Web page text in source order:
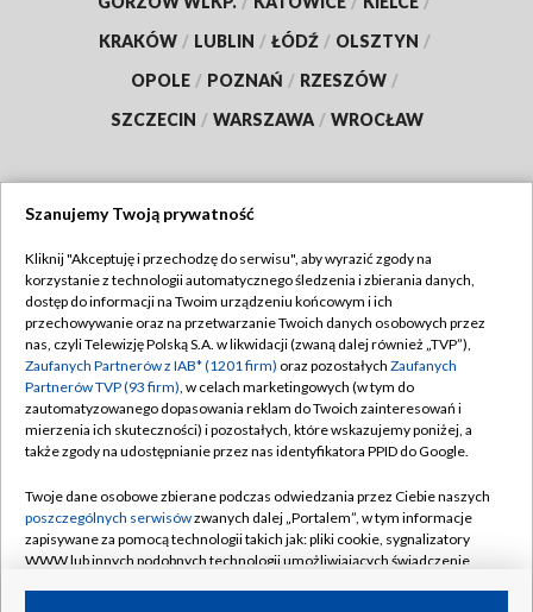
KRAKÓW / LUBLIN / ŁÓDŹ / OLSZTYN /
OPOLE / POZNAŃ / RZESZÓW /
SZCZECIN / WARSZAWA / WROCŁAW
TVP
Abonament TVP
Emisja w TVP
Centrum informacji TVP
Naziemna Telewizja Cyfrowa
Rada Programowa
System NOS
Informacje o nadawcy
Regulamin TVP
Polityka prywatności
Moje zgody
Pomoc
Kontakt
Kanały
Szanujemy Twoją prywatność
Kliknij "Akceptuję i przechodzę do serwisu", aby wyrazić zgody na
korzystanie z technologii automatycznego śledzenia i zbierania danych,
dostęp do informacji na Twoim urządzeniu końcowym i ich
przechowywanie oraz na przetwarzanie Twoich danych osobowych przez
nas, czyli Telewizję Polską S.A. w likwidacji (zwaną dalej również „TVP”),
Zaufanych Partnerów z IAB* (1201 firm) oraz pozostałych Zaufanych
Partnerów TVP (93 firm), w celach marketingowych (w tym do
zautomatyzowanego dopasowania reklam do Twoich zainteresowań i
mierzenia ich skuteczności) i pozostałych, które wskazujemy poniżej, a
także zgody na udostępnianie przez nas identyfikatora PPID do Google.
Twoje dane osobowe zbierane podczas odwiedzania przez Ciebie naszych
poszczególnych serwisówzwanych dalej „Portalem”, w tym informacje
zapisywane za pomocą technologii takich jak: pliki cookie, sygnalizatory
WWW lub innych podobnych technologii umożliwiających świadczenie